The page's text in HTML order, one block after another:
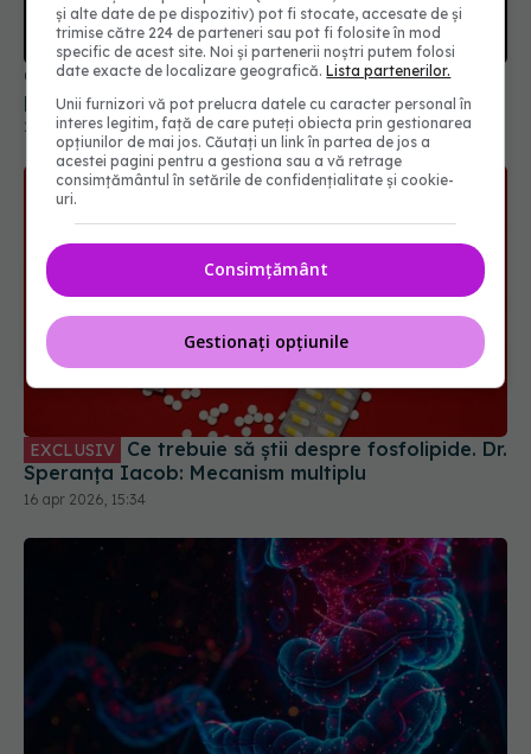
Colonul rigid, legat de un risc crescut de cancer
precoce
20 ian 2026, 13:25
EXCLUSIV
Speranța Iacob: Mecanism multiplu
16 apr 2026, 15:34
și alte date de pe dispozitiv) pot fi stocate, accesate de și
trimise către 224 de parteneri sau pot fi folosite în mod
specific de acest site. Noi și partenerii noștri putem folosi
date exacte de localizare geografică.Lista partenerilor.
Unii furnizori vă pot prelucra datele cu caracter personal în
interes legitim, față de care puteți obiecta prin gestionarea
opțiunilor de mai jos. Căutați un link în partea de jos a
acestei pagini pentru a gestiona sau a vă retrage
consimțământul în setările de confidențialitate și cookie-
uri.
Consimțământ
Gestionați opțiunile